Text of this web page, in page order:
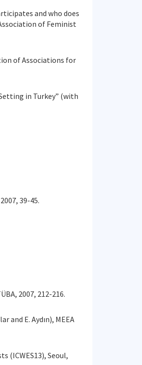
and who does
of Feminist
of Associations for
in Turkey” (with
39-45.
2007, 212-216.
and E. Aydın), MEEA
(ICWES13), Seoul,